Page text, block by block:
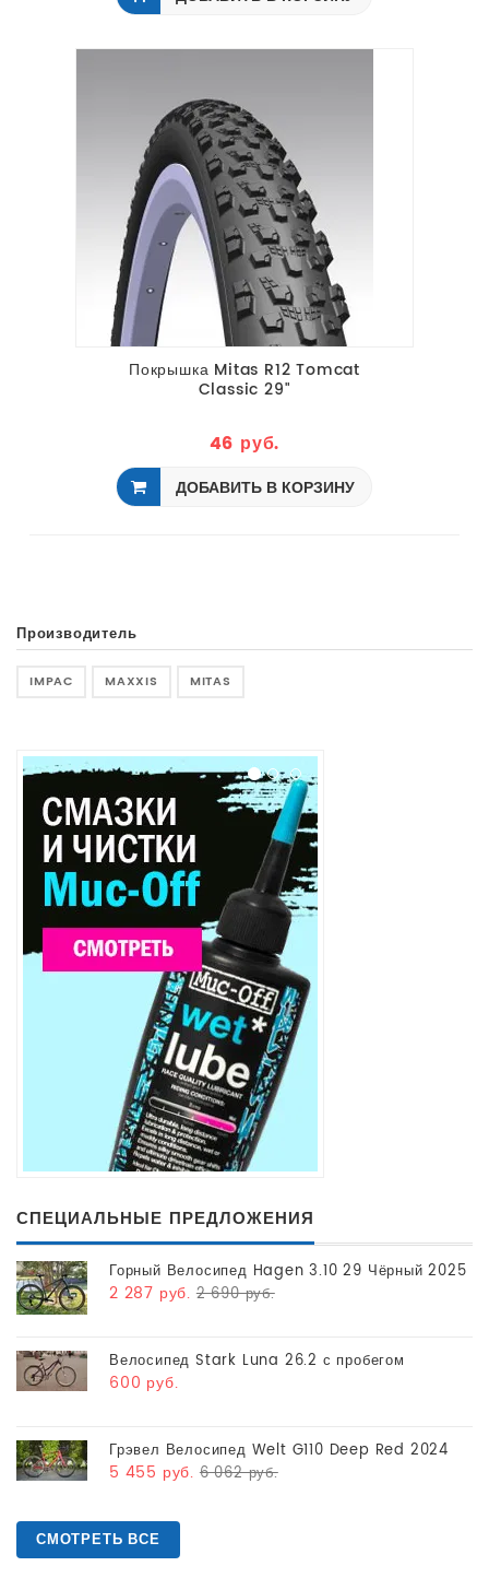
Покрышка Mitas R12 Tomcat
Classic 29"
46 руб.
ДОБАВИТЬ В КОРЗИНУ
Производитель
IMPAC MAXXIS MITAS
СПЕЦИАЛЬНЫЕ ПРЕДЛОЖЕНИЯ
Горный Велосипед Hagen 3.10 29 Чёрный 2025
2 287 руб.2 690 руб.
Велосипед Stark Luna 26.2 с пробегом
600 руб.
Грэвел Велосипед Welt G110 Deep Red 2024
5 455 руб.6 062 руб.
СМОТРЕТЬ ВСЕ